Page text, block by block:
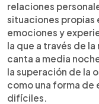
relaciones
situaciones propias
emociones y
la que a través de
canta a media
la superación de la
como una forma de
difíciles.